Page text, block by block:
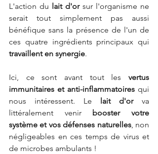
L'action du lait d'or sur l'organisme ne
serait tout simplement pas aussi
bénéfique sans la présence de l'un de
travaillent en synergie.
Ici, ce sont avant tout les vertus
immunitaires et anti-inflammatoires qui
nous intéressent. Le lait d'or va
littéralement venir booster votre
système et vos défenses naturelles, non
négligeables en ces temps de virus et
de microbes ambulants !